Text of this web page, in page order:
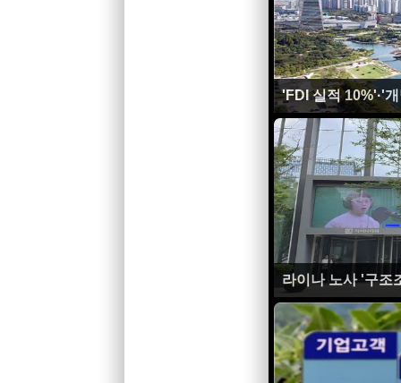
'FDI 실적 10%'·'
라이나 노사 '구조